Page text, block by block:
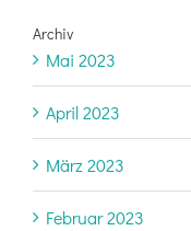
Archiv
Mai 2023
April 2023
März 2023
Februar 2023